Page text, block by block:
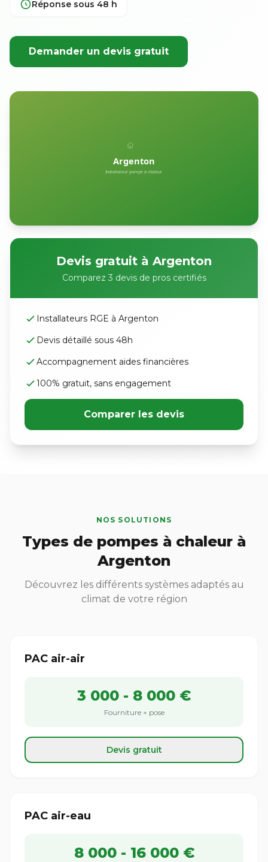
Réponse sous 48 h
Demander un devis gratuit
Devis gratuit à Argenton
Comparez 3 devis de pros certifiés
Installateurs RGE à Argenton
Devis détaillé sous 48h
Accompagnement aides financières
100% gratuit, sans engagement
Comparer les devis
NOS SOLUTIONS
Types de pompes à chaleur à
Argenton
Découvrez les différents systèmes adaptés au
climat de votre région
PAC air-air
3 000 - 8 000 €
Fourniture + pose
Devis gratuit
PAC air-eau
8 000 - 16 000 €